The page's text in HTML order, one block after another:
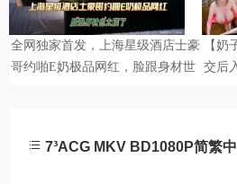
7³ACG MKV BD1080P简繁中